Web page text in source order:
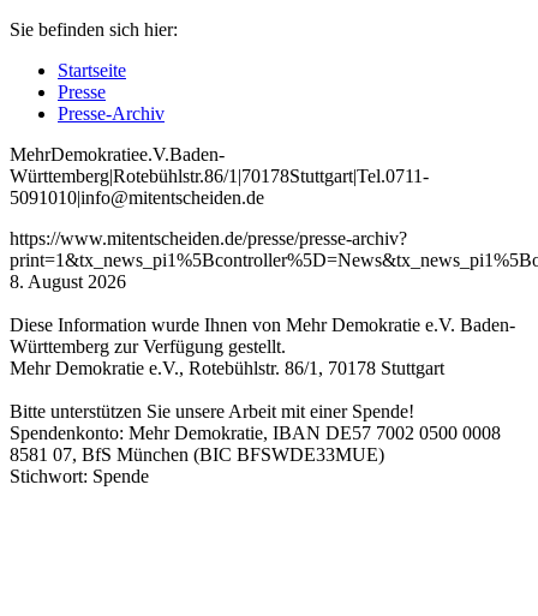
Sie befinden sich hier:
Startseite
Presse
Presse-Archiv
MehrDemokratiee.V.Baden-
Württemberg|Rotebühlstr.86/1 |70178Stuttgart|Tel.0711-
5091010|info@mitentscheiden.de
https://www.mitentscheiden.de/presse/presse-archiv?
8. August 2026
Diese Information wurde Ihnen von Mehr Demokratie e.V. Baden-
Württemberg zur Verfügung gestellt.
Mehr Demokratie e.V., Rotebühlstr. 86/1, 70178 Stuttgart
Bitte unterstützen Sie unsere Arbeit mit einer Spende!
Spendenkonto: Mehr Demokratie, IBAN DE57 7002 0500 0008
8581 07, BfS München (BIC BFSWDE33MUE)
Stichwort: Spende